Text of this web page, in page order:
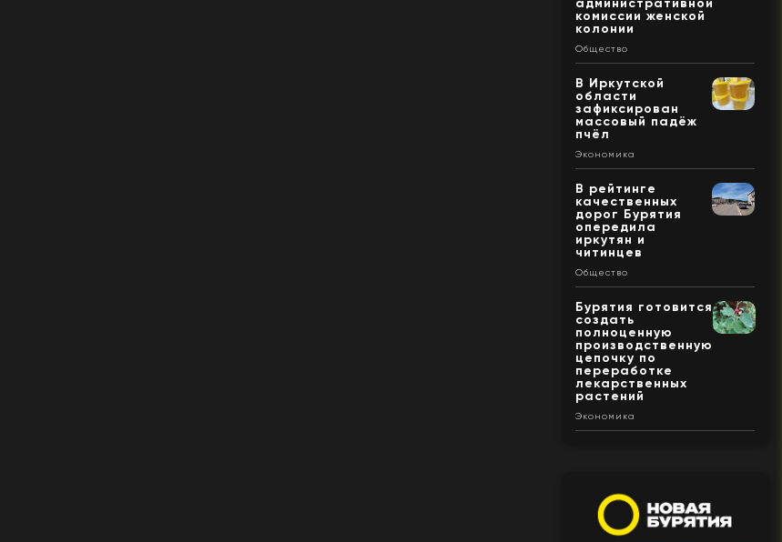
административной
комиссии женской
колонии
Общество
В Иркутской
области
зафиксирован
массовый падёж
пчёл
Экономика
В рейтинге
качественных
дорог Бурятия
опередила
иркутян и
читинцев
Общество
Бурятия готовится
создать
полноценную
производственную
цепочку по
переработке
лекарственных
растений
Экономика